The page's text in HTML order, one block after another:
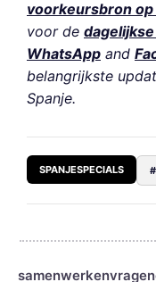
voorkeursbron
voor de
WhatsApp and
belangrijkste
Spanje.
SPANJESPECIALS
samenwerkenvragen